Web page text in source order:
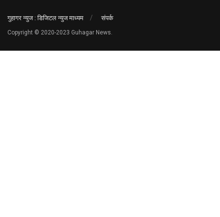
गुहागर न्युज : डिजिटल न्युज माध्यम संपर्क
Copyright © 2020-2023 Guhagar News.